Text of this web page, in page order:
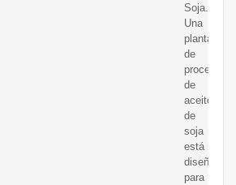
Soja.
Una
planta
de
de
aceite
de
soja
está
diseñada
para